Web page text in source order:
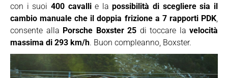
con i suoi 400 cavallie lapossibilità di scegliere sia il
cambio manuale che il doppia frizione a 7 rapporti PDK,
consente alla Porsche Boxster 25 di toccare la velocità
massima di 293 km/h. Buon compleanno, Boxster.